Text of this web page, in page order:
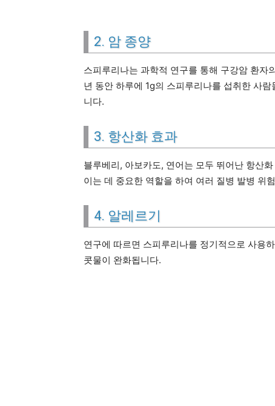
2. 암 종양
스피루리나는 과학적 연구를 통해 구강암 환자
년 동안 하루에 1g의 스피루리나를 섭취한 사
니다.
3. 항산화 효과
블루베리, 아보카도, 연어는 모두 뛰어난 항산
이는 데 중요한 역할을 하여 여러 질병 발병 위
4. 알레르기
연구에 따르면 스피루리나를 정기적으로 사용
콧물이 완화됩니다.